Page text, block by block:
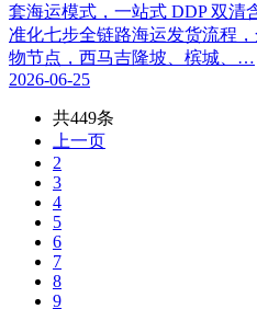
套海运模式，一站式 DDP 双清
准化七步全链路海运发货流程
物节点，西马吉隆坡、槟城、…
2026-06-25
共449条
上一页
2
3
4
5
6
7
8
9